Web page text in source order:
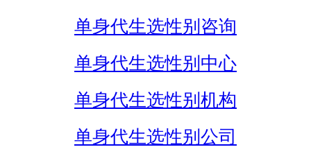
单身代生选性别咨询
单身代生选性别中心
单身代生选性别机构
单身代生选性别公司